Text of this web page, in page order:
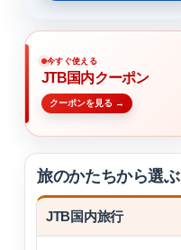
今すぐ使える
JTB国内クーポン
クーポンを見る →
旅のかたちから選ぶ
JTB国内旅行